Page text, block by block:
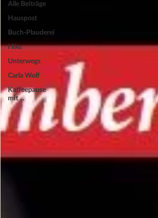
Alle Beiträge
Hauspost
Buch-Plauderei
I like
Unterwegs
Carla Wolf
Kaffeepause
mit ...